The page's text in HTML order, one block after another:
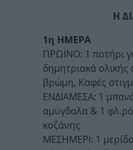
Η
1η ΗΜΕΡΑ
ΠΡΩΙΝΟ: 1 ποτήρι
δημητριακά ολικής
βρώμη, Καφές
ΕΝΔΙΑΜΕΣΑ: 1
αμύγδαλα & 1
κοζάνης
ΜΕΣΗΜΕΡΙ: 1